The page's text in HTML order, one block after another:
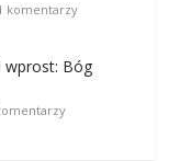
komentarzy
wprost: Bóg